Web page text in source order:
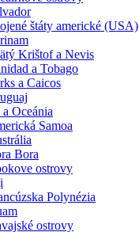
štáty americké (USA)
Krištof a Nevis
a Tobago
a Caicos
Oceánia
Samoa
Bora
ostrovy
Polynézia
ostrovy